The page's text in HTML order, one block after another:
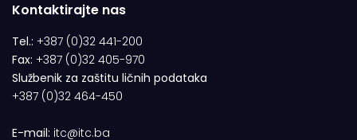
Kontaktirajte nas
Tel.: +387 (0)32 441-200
Fax: +387 (0)32 405-970
Službenik za zaštitu ličnih podataka
+387 (0)32 464-450
E-mail: itc@itc.ba